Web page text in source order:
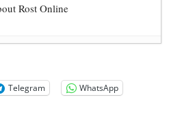
Rost Online
despre
Volodymyr
mai 2026
Națiunea
Telegram
WhatsApp